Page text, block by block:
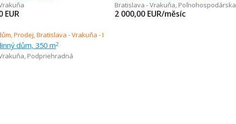
EUR
Bratislava - Vrakuňa, Poľnohospodárska
2 000,00 EUR/měsíc
dům, 350 m2
, Podpriehradná